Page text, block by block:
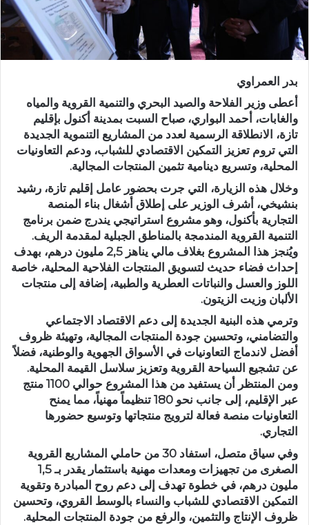
ن
ي
بدر العمراوي
أعطى وزير الفلاحة والصيد البحري والتنمية القروية والمياه
والغابات، أحمد البواري، صباح السبت بمدينة أكنول بإقليم
تازة، الانطلاقة الرسمية لعدد من المشاريع التنموية الجديدة
التي تروم تعزيز التمكين الاقتصادي للشباب، ودعم التعاونيات
المحلية، وتسريع دينامية تثمين المنتجات المجالية.
وخلال هذه الزيارة، التي جرت بحضور عامل إقليم تازة، رشيد
بنشيخي، أشرف الوزير على إطلاق أشغال بناء المنصة
التجارية بأكنول، وهو مشروع استراتيجي يندرج ضمن برنامج
التنمية القروية المندمجة بالمناطق الجبلية لمقدمة الريف.
ويُنجز هذا المشروع بغلاف مالي يناهز 2,5 مليون درهم
، بهدف
إحداث فضاء حديث لتسويق المنتجات الفلاحية المحلية، خاصة
اللوز والعسل والنباتات العطرية والطبية، إضافة إلى منتجات
الألبان وزيت الزيتون.
وترمي هذه البنية الجديدة إلى دعم الاقتصاد الاجتماعي
والتضامني، وتحسين جودة المنتجات المجالية، وتهيئة ظروف
أفضل لاندماج التعاونيات في الأسواق الجهوية والوطنية، فضلاً
عن تشجيع السياحة القروية وتعزيز سلاسل القيمة المحلية.
ومن المنتظر أن يستفيد من هذا المشروع حوالي 1100 منتج
عبر الإقليم، إلى جانب نحو 180 تنظيماً مهنياً
، مما يمنح
التعاونيات منصة فعالة لترويج منتجاتها وتوسيع حضورها
التجاري.
وفي سياق متصل، استفاد
30 من حاملي المشاريع القروية
الصغرى من تجهيزات ومعدات مهنية باستثمار يقدر بـ1,5
مليون درهم، في خطوة تهدف إلى دعم روح المبادرة وتقوية
التمكين الاقتصادي للشباب والنساء بالوسط القروي، وتحسين
ظروف الإنتاج والتثمين، والرفع من جودة المنتجات المحلية.